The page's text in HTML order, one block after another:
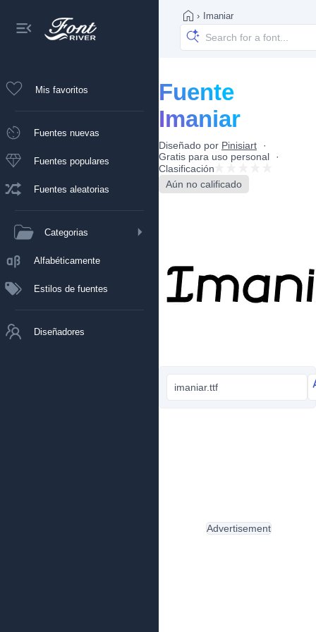
Mis favoritos
Fuentes nuevas
Fuentes populares
Fuentes aleatorias
Categorias
Alfabéticamente
Estilos de fuentes
Diseñadores
› Imaniar
Fuente
Imaniar
Diseñado por Pinisiart
Gratis para uso personal
Clasificación
Aún no calificado
imaniar.ttf
Advertisement